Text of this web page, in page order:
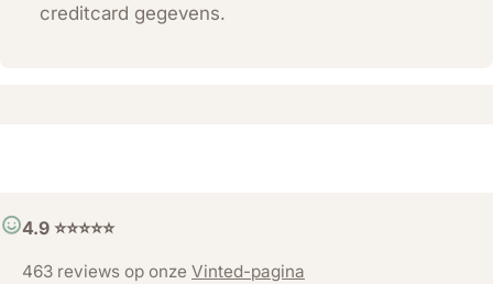
creditcard gegevens.
4.9 ⭐️⭐️⭐️⭐️⭐️
463 reviews op onze Vinted-pagina